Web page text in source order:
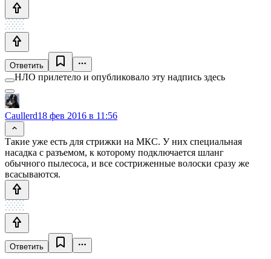
Ответить
НЛО прилетело и опубликовало эту надпись здесь
Caullerd18 фев 2016 в 11:56
Такие уже есть для стрижки на МКС. У них специальная
насадка с разъемом, к которому подключается шланг
обычного пылесоса, и все состриженные волоски сразу же
всасываются.
Ответить